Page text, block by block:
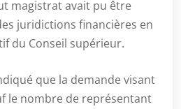
magistrat avait pu être
juridictions financières en
du Conseil supérieur.
que la demande visant
le nombre de représentant